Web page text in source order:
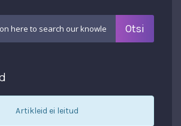
Artikleid ei leitud